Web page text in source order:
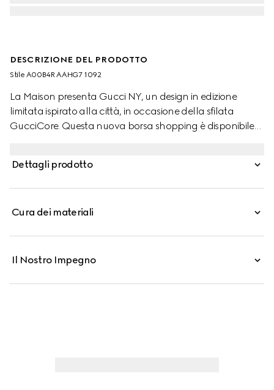
DESCRIZIONE DEL PRODOTTO
Stile ‎A00B4R AAHG7 1092
La Maison presenta Gucci NY, un design in edizione
limitata ispirato alla città, in occasione della sfilata
GucciCore. Questa nuova borsa shopping è disponibile
bottoni a pressione e rivela due tasche laterali all'interno.
Dettagli prodotto
Cura dei materiali
Il Nostro Impegno